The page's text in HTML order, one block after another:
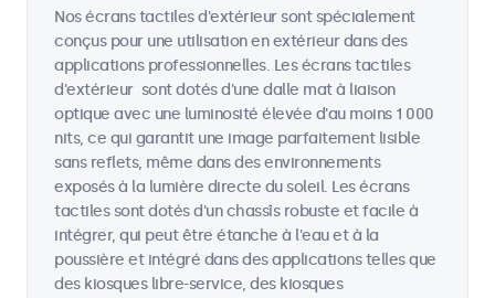
Nos écrans tactiles d'extérieur sont spécialement
conçus pour une utilisation en extérieur dans des
applications professionnelles. Les écrans tactiles
d'extérieur sont dotés d'une dalle mat à liaison
optique avec une luminosité élevée d'au moins 1 000
nits, ce qui garantit une image parfaitement lisible
sans reflets, même dans des environnements
exposés à la lumière directe du soleil. Les écrans
tactiles sont dotés d'un chassîs robuste et facile à
intégrer, qui peut être étanche à l'eau et à la
poussière et intégré dans des applications telles que
des kiosques libre-service, des kiosques